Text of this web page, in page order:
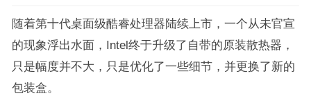
随着第十代桌面级酷睿处理器陆续上市，一个从未官宣
的现象浮出水面，Intel终于升级了自带的原装散热器，
只是幅度并不大，只是优化了一些细节，并更换了新的
包装盒。